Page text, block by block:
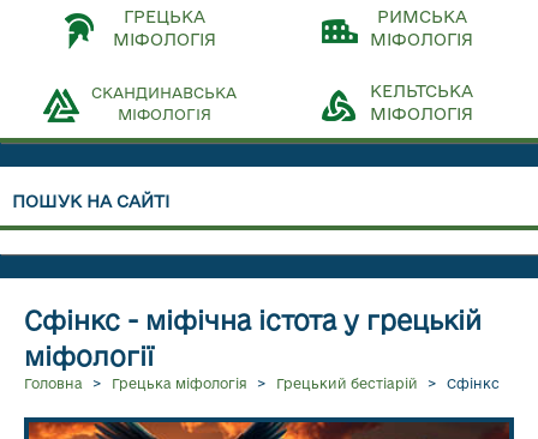
ГРЕЦЬКА
МІФОЛОГІЯ
РИМСЬКА
МІФОЛОГІЯ
СКАНДИНАВСЬКА
МІФОЛОГІЯ
КЕЛЬТСЬКА
МІФОЛОГІЯ
ПОШУК НА САЙТІ
Сфінкс - міфічна істота у грецькій
міфології
Головна > Грецька міфологія > Грецький бестіарій > Сфінкс